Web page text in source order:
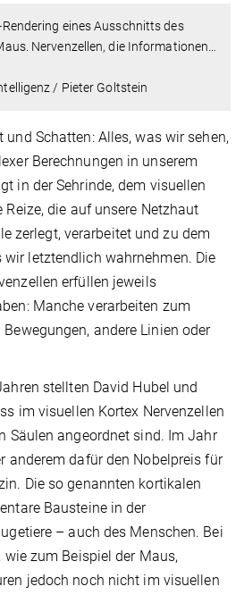
eines Ausschnitts des
Nervenzellen, die Informationen
/ Pieter Goltstein
und Schatten: Alles, was wir sehen,
Berechnungen in unserem
in der Sehrinde, dem visuellen
Reize, die auf unsere Netzhaut
zerlegt, verarbeitet und zu dem
letztendlich wahrnehmen. Die
erfüllen jeweils
Manche verarbeiten zum
andere Linien oder
stellten David Hubel und
im visuellen Kortex Nervenzellen
Säulen angeordnet sind. Im Jahr
anderem dafür den Nobelpreis für
Die so genannten kortikalen
Bausteine in der
– auch des Menschen. Bei
wie zum Beispiel der Maus,
jedoch noch nicht im visuellen